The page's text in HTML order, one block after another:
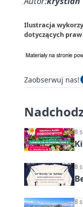
Ilustracja
dotyczących
Zaobserwuj nas!
8
8
8